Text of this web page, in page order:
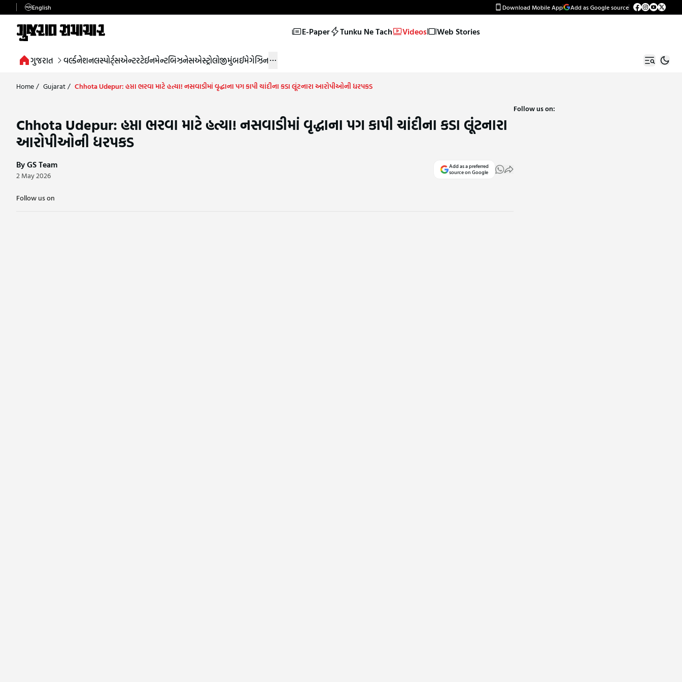
English Download Mobile App Add as Google source
E-Paper Tunku Ne Tach Videos Web Stories
ગુજરાત વર્લ્ડનેશનલસ્પોર્ટ્સએન્ટરટેઈનમેન્ટબિઝનેસએસ્ટ્રોલોજીમુંબઈમેગેઝિન
Home/ Gujarat/ Chhota Udepur: હપ્તા ભરવા માટે હત્યા! નસવાડીમાં વૃદ્ધાના પગ કાપી ચાંદીના કડા લૂંટનારા આરોપીઓની ધરપકડ
Chhota Udepur: હપ્તા ભરવા માટે હત્યા! નસવાડીમાં વૃદ્ધાના પગ કાપી ચાંદીના કડા લૂંટનારા
આરોપીઓની ધરપકડ
By GS Team
2 May 2026
Add as a preferred
source on Google
Follow us on
Follow us on: